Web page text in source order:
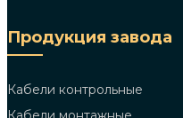
Продукция завода
Кабели контрольные